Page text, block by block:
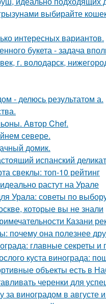
выбирайте
интересных вариантов.
букета - задача
г. володарск,
- делюсь результатом а.
Автор Chef.
севере.
домик.
испанский
свеклы: топ-10 рейтинг
растут на Урале
Урала: советы по
которые вы не знали
Казани
почему она полезнее
главные секреты и
куста винограда:
объекты есть в
черенки для
виноградом в августе